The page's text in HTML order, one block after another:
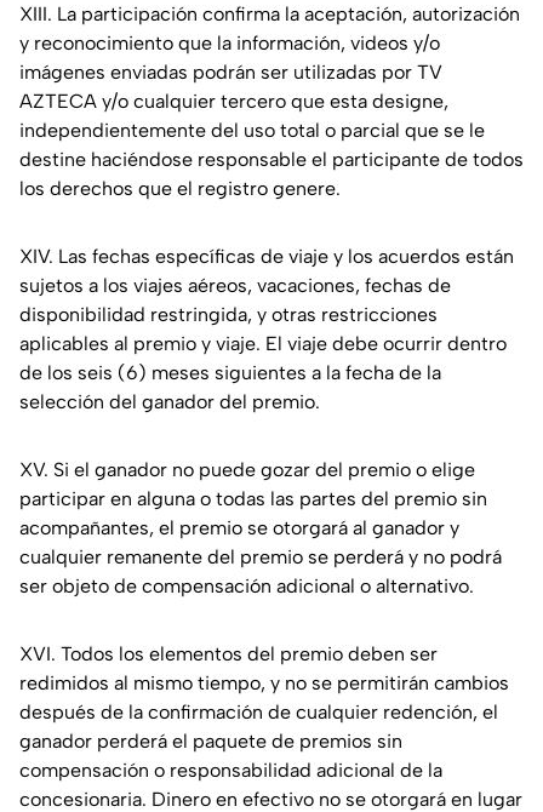
XIII. La participación confirma la aceptación, autorización
y reconocimiento que la información, videos y/o
imágenes enviadas podrán ser utilizadas por TV
AZTECA y/o cualquier tercero que esta designe,
independientemente del uso total o parcial que se le
destine haciéndose responsable el participante de todos
los derechos que el registro genere.
XIV. Las fechas específicas de viaje y los acuerdos están
sujetos a los viajes aéreos, vacaciones, fechas de
disponibilidad restringida, y otras restricciones
aplicables al premio y viaje. El viaje debe ocurrir dentro
de los seis (6) meses siguientes a la fecha de la
selección del ganador del premio.
XV. Si el ganador no puede gozar del premio o elige
participar en alguna o todas las partes del premio sin
acompañantes, el premio se otorgará al ganador y
cualquier remanente del premio se perderá y no podrá
ser objeto de compensación adicional o alternativo.
XVI. Todos los elementos del premio deben ser
redimidos al mismo tiempo, y no se permitirán cambios
después de la confirmación de cualquier redención, el
ganador perderá el paquete de premios sin
compensación o responsabilidad adicional de la
concesionaria. Dinero en efectivo no se otorgará en lugar